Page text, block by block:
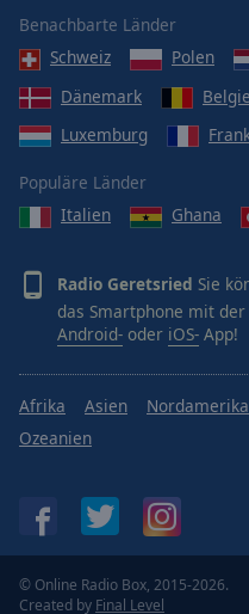
Benachbarte Länder
Schweiz
Polen
Dänemark
Luxemburg
Populäre Länder
Italien
Ghana
Radio Geretsried Sie
das Smartphone mit
Android- oder iOS- App!
Afrika Asien Nordamerika
Ozeanien
© Online Radio Box, 2015-2026.
Created by Final Level